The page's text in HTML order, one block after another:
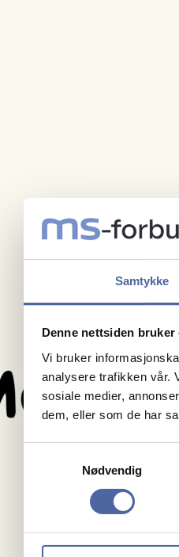
Samtykke
Denne nettsiden bruker
Vi bruker
analysere trafikken vår.
sosiale medier,
dem, eller som de har
Nødvendig